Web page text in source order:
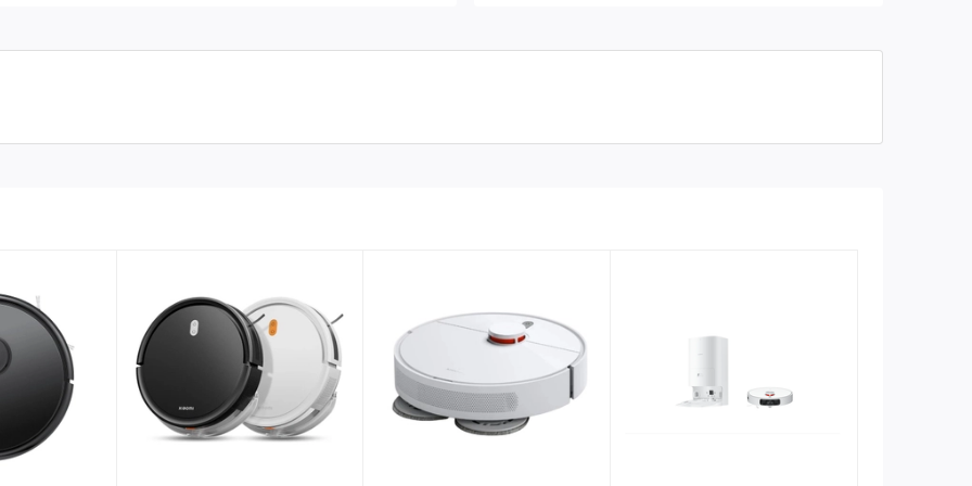
tốn nhiều công sức. Lựa chọn giữa các loại vải lau dùng
Unibody đảm bảo ít bảo trì hơn và thư giãn hơn.